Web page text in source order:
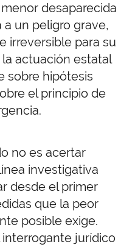
desaparecida
un peligro grave,
irreversible para su
actuación estatal
sobre hipótesis
el principio de
no es acertar
investigativa
desde el primer
que la peor
posible exige.
interrogante jurídico